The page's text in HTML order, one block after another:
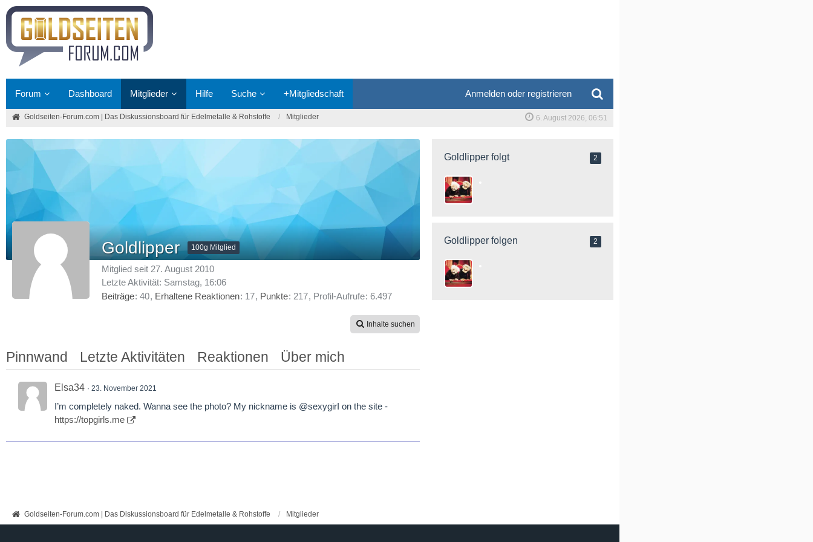
Forum Dashboard Mitglieder Hilfe Suche +Mitgliedschaft Anmelden oder registrieren
Goldseiten-Forum.com | Das Diskussionsboard für Edelmetalle & Rohstoffe Mitglieder
Goldseiten-Forum.com | Das Diskussionsboard für Edelmetalle & Rohstoffe Mitglieder 6. August 2026, 06:51
Goldlipper 100g Mitglied
Mitglied seit 27. August 2010
Letzte Aktivität: Samstag, 16:06
Beiträge 40 Erhaltene Reaktionen 17 Punkte 217 Profil-Aufrufe 6.497
Inhalte suchen
Pinnwand Letzte Aktivitäten Reaktionen Über mich
Elsa34 23. November 2021
I’m completely naked. Wanna see the photo? My nickname is @sexygirI on the site -
https://topgirls.me
Goldlipper folgt 2
Goldlipper folgen 2